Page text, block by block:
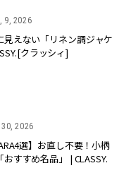
9, 2026
えない「リネン調ジャケ
クラッシィ]
2026
選】お直し不要！小柄
すすめ名品」 | CLASSY.